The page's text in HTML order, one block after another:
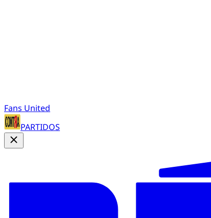
Fans United
PARTIDOS